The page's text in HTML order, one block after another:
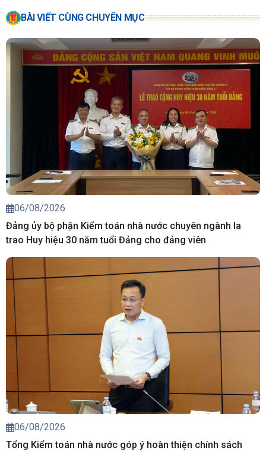
BÀI VIẾT CÙNG CHUYÊN MỤC
06/08/2026
Đảng ủy bộ phận Kiểm toán nhà nước chuyên ngành Ia
trao Huy hiệu 30 năm tuổi Đảng cho đảng viên
06/08/2026
Tổng Kiểm toán nhà nước góp ý hoàn thiện chính sách